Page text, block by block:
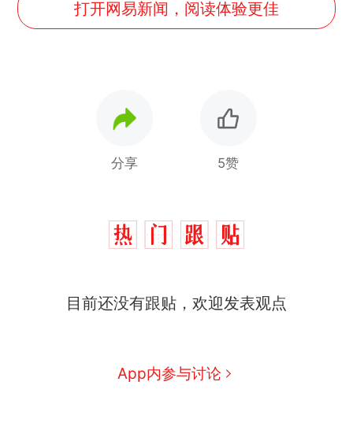
打开网易新闻，阅读体验更佳
分享 5赞
目前还没有跟贴，欢迎发表观点
App内参与讨论
新 全球唯一没有法定首都的国
家，刚改国名，总统就邀请中